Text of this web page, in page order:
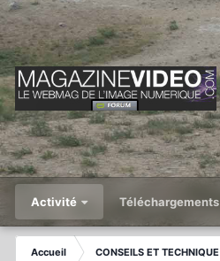
Activité Téléchargements
Accueil CONSEILS ET TECHNIQUE